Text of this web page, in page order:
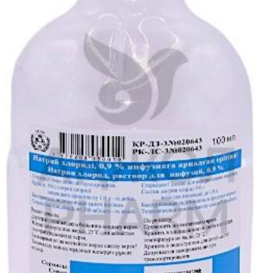
начать принимать таблетки из новой упаковки препарата
пока не закончатся таблетки из второй упаковки;
Если кровотечение «отмены» не возникнет после окончания
Если рвота или сильная диарея возникла в течение 4
не может быть гарантирована. В этом случае следует
прием препарата Белара®. Как отсрочить кровотечение
Белара®, не делая перерыва. Продолжать прием таблеток
второй упаковки возможно появление незначительных
возобновить регулярный прием препарата Белара®. Чтобы
женщине можно рекомендовать сократить следующий
кровотечения «отмены» и развития прорывного
отсрочивании кровотечения).
незначительные кровянистые выделения,
<1/10) - головокружение, мигрень (и/или усиление мигрени) -
живота - отеки, увеличение массы тела - повышение
аллергические реакции - боль в животе, вздутие живота,
молочной железы, кандидоз влагалища - снижение
<1/1 000) - конъюнктивит, непереносимость контактных линз -
коллапс, варикозное расширение вен, тромбоз вен,
псориаза, гипертрихоз -увеличение молочных желез,
эритема Также, следующие побочные эффекты были связаны с
быть оценена по доступным данным) - астения и
тромбозов и тромбоэмболий, включающих инфаркт
наблюдался у женщин, принимавших КГК. - при длительном
опухолей печени, еще реже регистрировались
- обострение хронических воспалительных
контрацепции могут быть следствием взаимодействия